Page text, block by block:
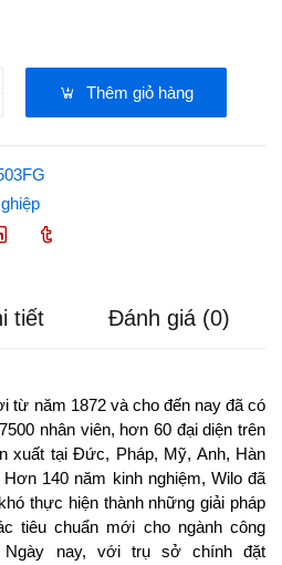
Thêm giỏ hàng
tiết Đánh giá (0)
từ năm 1872 và cho đến nay đã có
nhân viên, hơn 60 đại diện trên
xuất tại Đức, Pháp, Mỹ, Anh, Hàn
140 năm kinh nghiệm, Wilo đã
thực hiện thành những giải pháp
tiêu chuẩn mới cho ngành công
nay, với trụ sở chính đặt